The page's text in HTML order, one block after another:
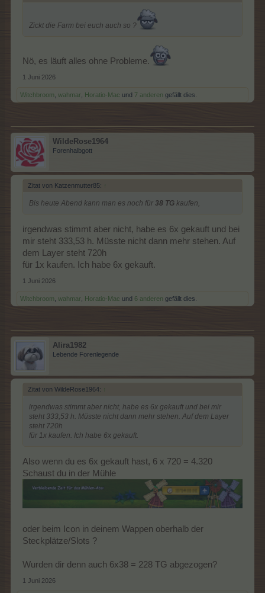
Zickt die Farm bei euch auch so ?
Nö, es läuft alles ohne Probleme.
1 Juni 2026
Witchbroom, wahmar, Horatio-Mac und 7 anderen gefällt dies.
WildeRose1964
Forenhalbgott
Zitat von Katzenmutter85: ↑
Bis heute Abend kann man es noch für 38 TG kaufen,
irgendwas stimmt aber nicht, habe es 6x gekauft und bei
mir steht 333,53 h. Müsste nicht dann mehr stehen. Auf
dem Layer steht 720h
für 1x kaufen. Ich habe 6x gekauft.
1 Juni 2026
Witchbroom wahmar Horatio-Mac und 6 anderen gefällt dies.
Alira1982
Lebende Forenlegende
Zitat von WildeRose1964: ↑
irgendwas stimmt aber nicht, habe es 6x gekauft und bei mir
steht 333,53 h. Müsste nicht dann mehr stehen. Auf dem Layer
steht 720h
für 1x kaufen. Ich habe 6x gekauft.
Also wenn du es 6x gekauft hast, 6 x 720 = 4.320
Schaust du in der Mühle
oder beim Icon in deinem Wappen oberhalb der
Steckplätze/Slots ?
Wurden dir denn auch 6x38 = 228 TG abgezogen?
1 Juni 2026